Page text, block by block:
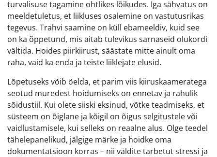
turvalisuse tagamine ohtlikes lõikudes. Iga sähvatus on
meeldetuletus, et liikluses osalemine on vastutusrikas
tegevus. Trahvi saamine on küll ebameeldiv, kuid see
on ka õppetund, mis aitab tulevikus sarnaseid olukordi
vältida. Hoides piirkiirust, säästate mitte ainult oma
raha, vaid ka enda ja teiste liiklejate elusid.
Lõpetuseks võib öelda, et parim viis kiiruskaameratega
seotud muredest hoidumiseks on ennetav ja rahulik
sõidustiil. Kui olete siiski eksinud, võtke teadmiseks, et
süsteem on õiglane ja kõigil on õigus selgitustele või
vaidlustamisele, kui selleks on reaalne alus. Olge teedel
tähelepanelikud, jälgige märke ja hoidke oma
dokumentatsioon korras – nii väldite tarbetut stressi ja